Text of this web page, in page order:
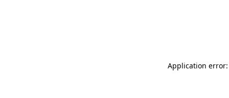
Application